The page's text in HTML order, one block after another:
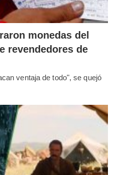
monedas del
revendedores de
ventaja de todo", se quejó